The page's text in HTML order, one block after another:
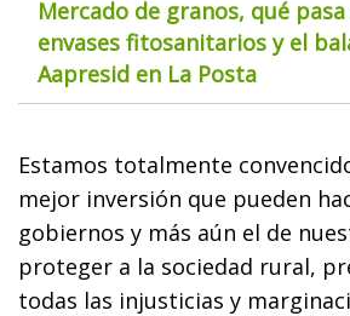
Mercado de granos, qué
envases fitosanitarios y el
Aapresid en La Posta
Estamos totalmente
mejor inversión que pueden
gobiernos y más aún el de
proteger a la sociedad rural,
todas las injusticias y